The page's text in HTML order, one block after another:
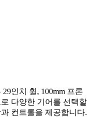
인치 휠, 100mm 프론
다양한 기어를 선택할
컨트롤을 제공합니다.